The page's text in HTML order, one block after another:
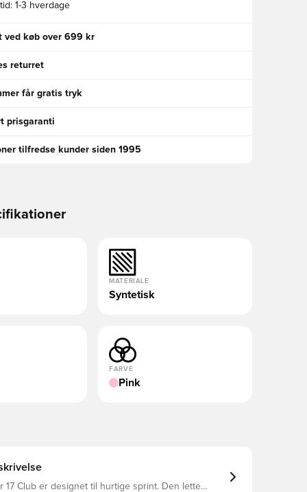
1-3 hverdage
ved køb over 699 kr
returret
får gratis tryk
prisgaranti
tilfredse kunder siden 1995
MATERIALE
Syntetisk
FARVE
Pink
17 Club er designet til hurtige sprint. Den lette